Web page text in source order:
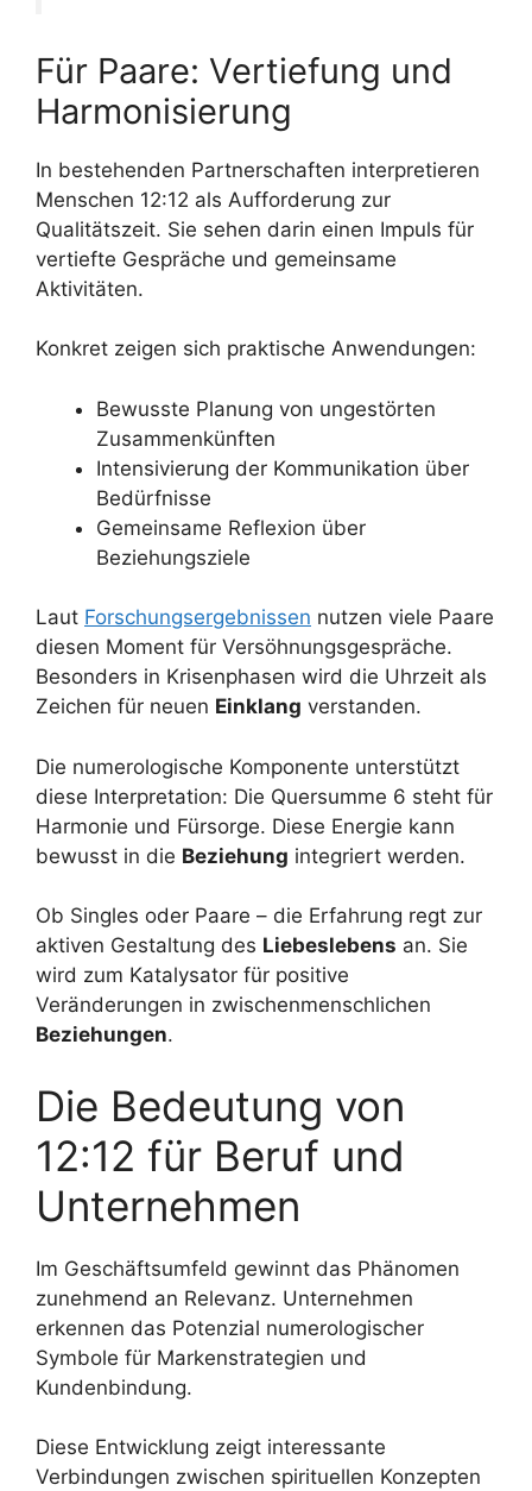
Für Paare: Vertiefung und
Harmonisierung
In bestehenden Partnerschaften interpretieren
Menschen 12:12 als Aufforderung zur
Qualitätszeit. Sie sehen darin einen Impuls für
vertiefte Gespräche und gemeinsame
Aktivitäten.
Konkret zeigen sich praktische Anwendungen:
Bewusste Planung von ungestörten
Zusammenkünften
Intensivierung der Kommunikation über
Bedürfnisse
Gemeinsame Reflexion über
Beziehungsziele
Laut Forschungsergebnissen nutzen viele Paare
diesen Moment für Versöhnungsgespräche.
Besonders in Krisenphasen wird die Uhrzeit als
Zeichen für neuen Einklang verstanden.
Die numerologische Komponente unterstützt
diese Interpretation: Die Quersumme 6 steht für
Harmonie und Fürsorge. Diese Energie kann
bewusst in die Beziehung integriert werden.
Ob Singles oder Paare – die Erfahrung regt zur
aktiven Gestaltung des Liebeslebens an. Sie
wird zum Katalysator für positive
Veränderungen in zwischenmenschlichen
Beziehungen.
Die Bedeutung von
12:12 für Beruf und
Unternehmen
Im Geschäftsumfeld gewinnt das Phänomen
zunehmend an Relevanz. Unternehmen
erkennen das Potenzial numerologischer
Symbole für Markenstrategien und
Kundenbindung.
Diese Entwicklung zeigt interessante
Verbindungen zwischen spirituellen Konzepten